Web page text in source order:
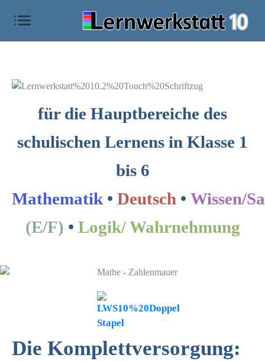
für die Hauptbereiche des
schulischen Lernens in Klasse 1
bis 6
Mathematik • Deutsch • Wissen/
(E/F) • Logik/ Wahrnehmung
Die Komplettversorgung: